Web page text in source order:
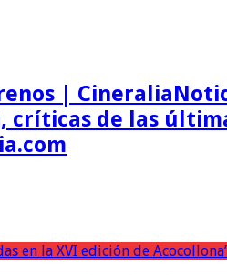
críticas de las